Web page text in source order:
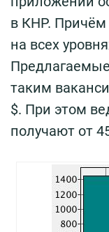
в КНР. Причём
на всех
таким
$. При этом
получают от